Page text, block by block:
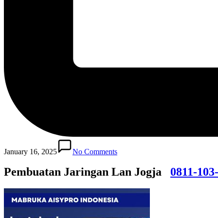
January 16, 2025 No Comments
Pembuatan Jaringan Lan Jogja 0811-